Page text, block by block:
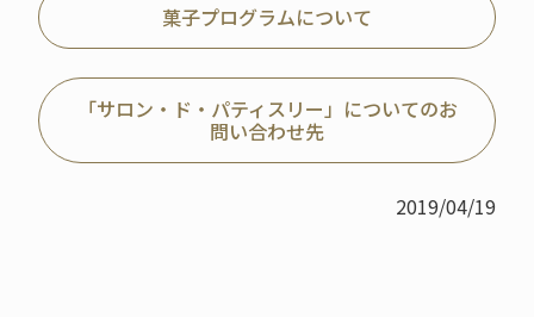
菓子プログラムについて
「サロン・ド・パティスリー」についてのお
問い合わせ先
2019/04/19